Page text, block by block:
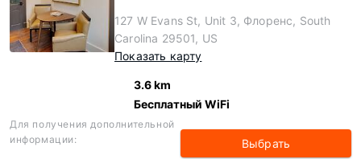
127 W Evans St, Unit 3, Флоренс, South
Carolina 29501, US
Показать карту
3.6 km
Бесплатный WiFi
Для получения дополнительной
информации:
Выбрать